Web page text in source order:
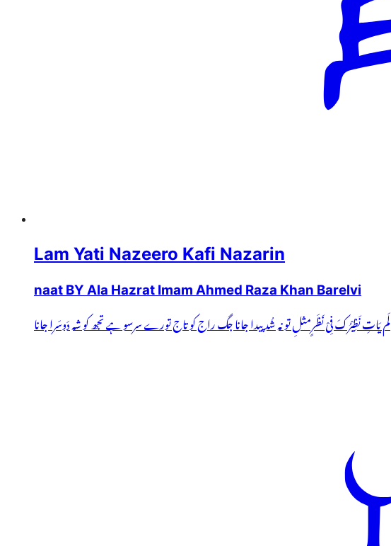
Lam Yati Nazeero Kafi Nazarin
naat BY Ala Hazrat Imam Ahmed Raza Khan Barelvi
لَم یَاتِ نَظِیْرُکَ فِیْ نَظَرٍمثلِ تو نہ شُد پیدا جانا جگ راج کو تاج تورے سرسو ہے تجھ کو شہ دَوسَرا جانا